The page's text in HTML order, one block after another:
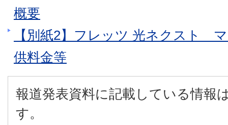
概要
【別紙2】フレッツ 光ネクスト
供料金等
報道発表資料に記載している情報
す。